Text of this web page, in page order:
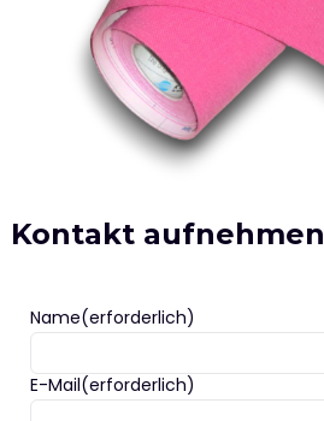
Kontakt aufnehmen
Name(erforderlich)
E-Mail(erforderlich)